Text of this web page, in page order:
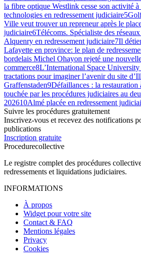
la fibre optique Westlink cesse son activité
technologies en redressement judiciaire5
Ville veut trouver un repreneur après le
judiciaire6Télécoms. Spécialiste des
Alquenry en redressement judiciaire7Il
Lafayette en province: le plan de
bordelais Michel Ohayon rejeté une
commerce8L’International Space
tractations pour imaginer l’avenir du site
Graffenstaden9Défaillances : la restauration
touchée par les procédures judiciaires au
202610Almé placée en redressement
Suivre les procédures gratuitement
Inscrivez-vous et recevez des notifications
publications
Inscription gratuite
Procedurecollective
Le registre complet des procédures
redressements et liquidations judiciaires.
INFORMATIONS
À propos
Widget pour votre site
Contact & FAQ
Mentions légales
Privacy
Cookies